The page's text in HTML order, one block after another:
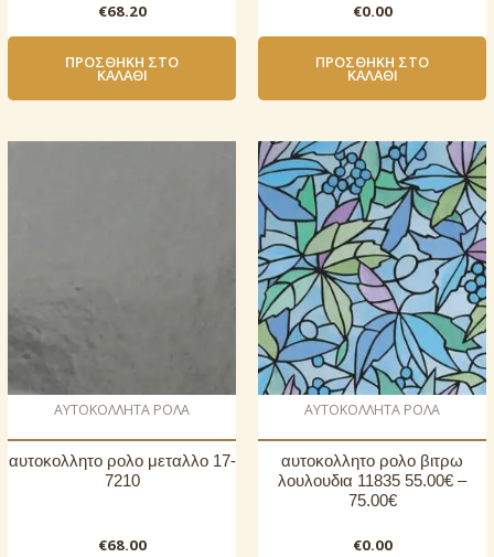
€68.20
ΠΡΟΣΘΉΚΗ ΣΤΟ
ΚΑΛΆΘΙ
€0.00
ΠΡΟΣΘΉΚΗ ΣΤΟ
ΚΑΛΆΘΙ
AΥΤΟΚΟΛΛΗΤΑ ΡΟΛΑ
αυτοκoλλητο ρολo μεταλλο 17-
7210
€68.00
AΥΤΟΚΟΛΛΗΤΑ ΡΟΛΑ
αυτοκoλλητο ρολo βιτρω
λουλουδια 11835 55.00€ –
75.00€
€0.00